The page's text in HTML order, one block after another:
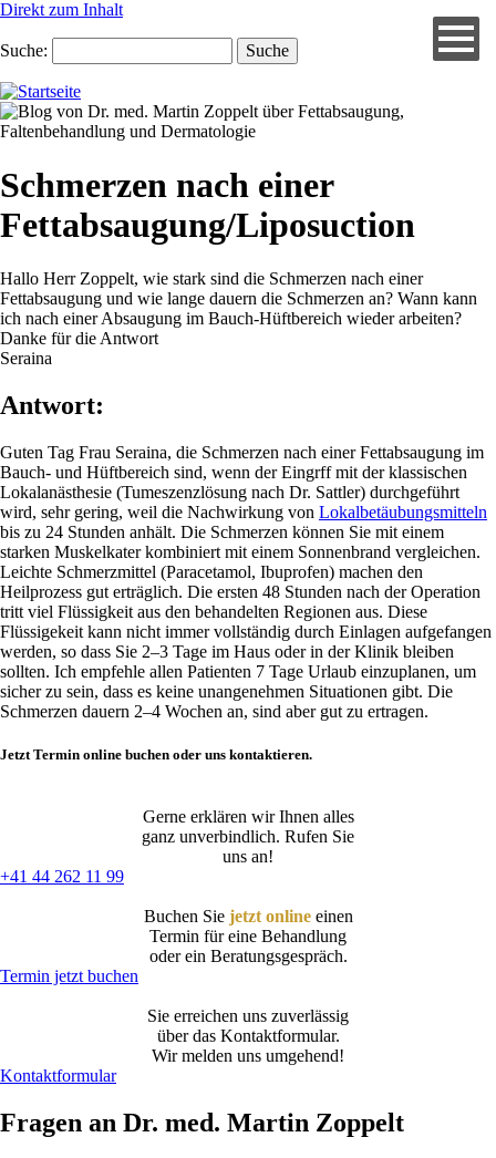
Direkt zum Inhalt
Suche
Schmerzen nach einer
Fettabsaugung/Liposuction
Hallo Herr Zoppelt, wie stark sind die Schmerzen nach einer
Fettabsaugung und wie lange dauern die Schmerzen an? Wann kann
ich nach einer Absaugung im Bauch-Hüftbereich wieder arbeiten?
Danke für die Antwort
Seraina
Antwort:
Guten Tag Frau Seraina, die Schmerzen nach einer Fettabsaugung im
Bauch- und Hüftbereich sind, wenn der Eingrff mit der klassischen
Lokalanästhesie (Tumeszenzlösung nach Dr. Sattler) durchgeführt
wird, sehr gering, weil die Nachwirkung von Lokalbetäubungsmitteln
bis zu 24 Stunden anhält. Die Schmerzen können Sie mit einem
starken Muskelkater kombiniert mit einem Sonnenbrand vergleichen.
Leichte Schmerzmittel (Paracetamol, Ibuprofen) machen den
Heilprozess gut erträglich. Die ersten 48 Stunden nach der Operation
tritt viel Flüssigkeit aus den behandelten Regionen aus. Diese
Flüssigekeit kann nicht immer vollständig durch Einlagen aufgefangen
werden, so dass Sie 2–3 Tage im Haus oder in der Klinik bleiben
sollten. Ich empfehle allen Patienten 7 Tage Urlaub einzuplanen, um
sicher zu sein, dass es keine unangenehmen Situationen gibt. Die
Schmerzen dauern 2–4 Wochen an, sind aber gut zu ertragen.
Jetzt Termin online buchen oder uns kontaktieren.
Gerne erklären wir Ihnen alles
ganz unverbindlich. Rufen Sie
uns an!
+41 44 262 11 99
Buchen Sie jetzt onlineeinen
Termin für eine Behandlung
oder ein Beratungsgespräch.
Termin jetzt buchen
Sie erreichen uns zuverlässig
über das Kontaktformular.
Wir melden uns umgehend!
Kontaktformular
Fragen an Dr. med. Martin Zoppelt